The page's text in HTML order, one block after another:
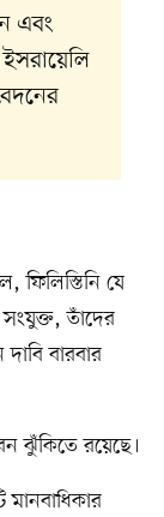
এবং
ফিলিস্তিনি যে
তাঁদের
বারবার
ঝুঁকিতে রয়েছে।
মানবাধিকার